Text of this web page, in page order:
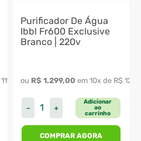
119 90
Purificador De Água
Ibbl Fr600 Exclusive
Branco | 220v
ou R$ 1.299,00 em 10x de R$ 129
＋
－
Adicionar
ao
carrinho
COMPRAR AGORA